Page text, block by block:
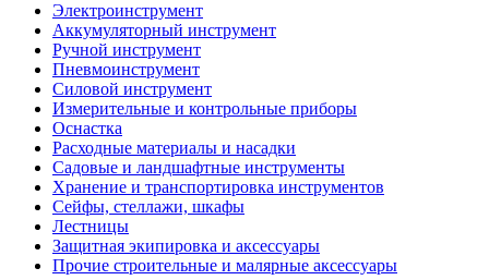
Электроинструмент
Аккумуляторный инструмент
Ручной инструмент
Пневмоинструмент
Силовой инструмент
Измерительные и контрольные приборы
Оснастка
Расходные материалы и насадки
Садовые и ландшафтные инструменты
Хранение и транспортировка инструментов
Сейфы, стеллажи, шкафы
Лестницы
Защитная экипировка и аксессуары
Прочие строительные и малярные аксессуары